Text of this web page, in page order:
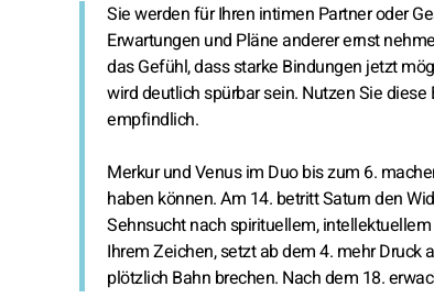
Sie werden für Ihren intimen Partner oder
Erwartungen und Pläne anderer ernst
das Gefühl, dass starke Bindungen jetzt
wird deutlich spürbar sein. Nutzen Sie
empfindlich.
Merkur und Venus im Duo bis zum 6.
haben können. Am 14. betritt Saturn den
Sehnsucht nach spirituellem,
Ihrem Zeichen, setzt ab dem 4. mehr
plötzlich Bahn brechen. Nach dem 18.